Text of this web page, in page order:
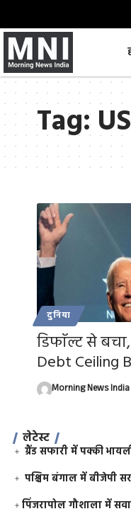
Tag:
दुनिया
डिफाॅल्ट से
Debt Ceiling
Morning News India
लेटेस्ट
ग्रैंड सफारी में पक्की
पश्चिम बंगाल में बीजेपी
​पिंजरापोल गौशाला में